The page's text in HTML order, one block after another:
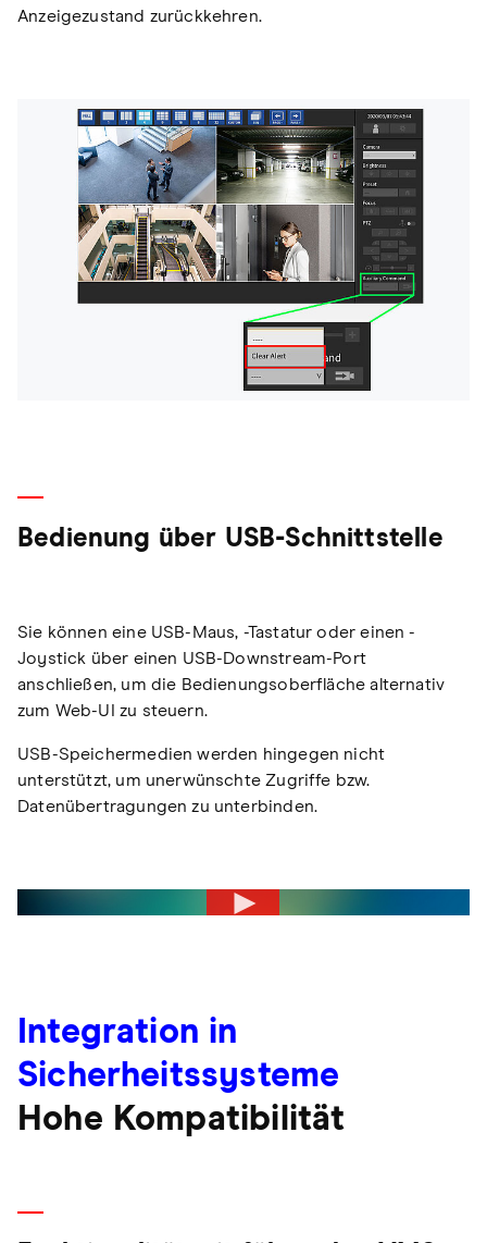
Anzeigezustand zurückkehren.
Bedienung über USB-Schnittstelle
Sie können eine USB-Maus, -Tastatur oder einen -
Joystick über einen USB-Downstream-Port
anschließen, um die Bedienungsoberfläche alternativ
zum Web-UI zu steuern.
USB-Speichermedien werden hingegen nicht
unterstützt, um unerwünschte Zugriffe bzw.
Datenübertragungen zu unterbinden.
Integration in
Sicherheitssysteme
Hohe Kompatibilität